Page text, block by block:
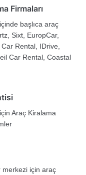
Firmaları
başlıca araç
Sixt, EuropCar,
Rental, IDrive,
Car Rental, Coastal
Araç Kiralama
merkezi için araç